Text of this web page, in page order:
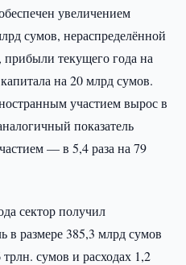
увеличением
сумов, нераспределённой
текущего года на
на 20 млрд сумов.
участием вырос в
показатель
— в 5,4 раза на 79
сектор получил
размере 385,3 млрд сумов
сумов и расходах 1,2